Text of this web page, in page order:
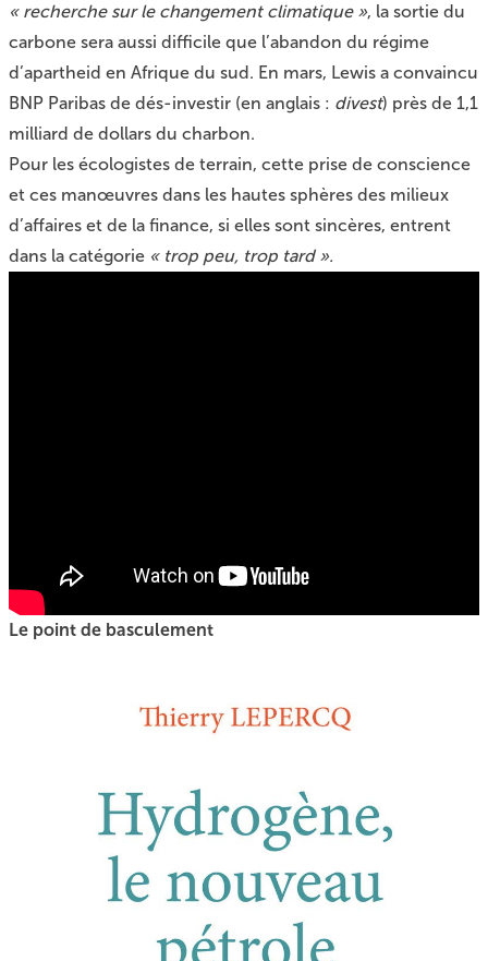
« recherche sur le changement climatique », la sortie du
carbone sera aussi difficile que l’abandon du régime
d’apartheid en Afrique du sud. En mars, Lewis a convaincu
BNP Paribas de dés-investir (en anglais : divest) près de 1,1
milliard de dollars du charbon.
Pour les écologistes de terrain, cette prise de conscience
et ces manœuvres dans les hautes sphères des milieux
d’affaires et de la finance, si elles sont sincères, entrent
dans la catégorie « trop peu, trop tard ».
Le point de basculement